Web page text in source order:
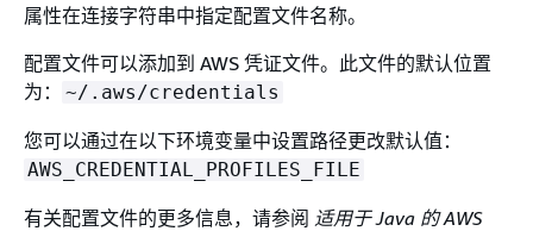
属性在连接字符串中指定配置文件名称。
配置文件可以添加到 AWS 凭证文件。此文件的默认位置
为：
~/.aws/credentials
您可以通过在以下环境变量中设置路径更改默认值：
AWS_CREDENTIAL_PROFILES_FILE
有关配置文件的更多信息，请参阅 适用于 Java 的 AWS